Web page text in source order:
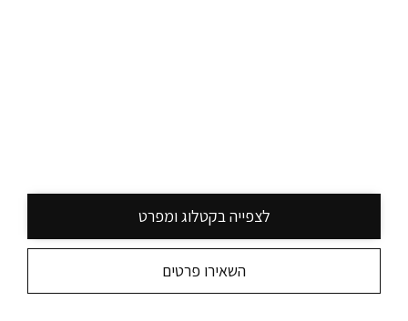
לצפייה בקטלוג ומפרט
השאירו פרטים